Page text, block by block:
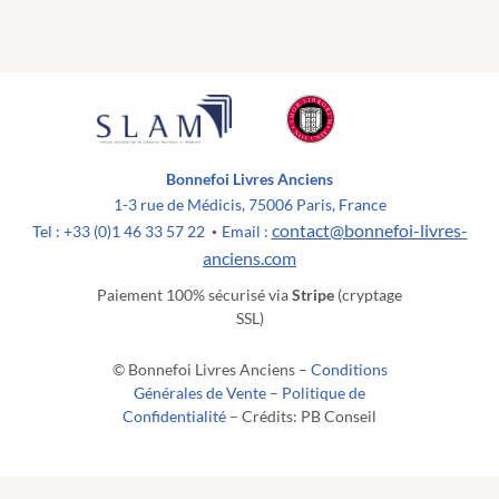
Bonnefoi Livres Anciens
1-3 rue de Médicis, 75006 Paris, France
Tel : +33 (0)1 46 33 57 22 • Email : contact@bonnefoi-livres-
anciens.com
Paiement 100% sécurisé viaStripe (cryptage
SSL)
© Bonnefoi Livres Anciens – Conditions
Générales de Vente – Politique de
Confidentialité – Crédits: PB Conseil